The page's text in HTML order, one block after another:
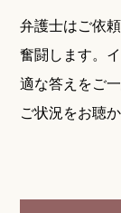
弁護士はご依
奮闘します。
適な答えをご
ご状況をお聴